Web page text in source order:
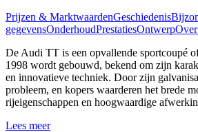
Prijzen & MarktwaardenGeschiedenis
gegevensOnderhoudPrestatiesOntwerp
De Audi TT is een opvallende sportcoupé
1998 wordt gebouwd, bekend om zijn
en innovatieve techniek. Door zijn
probleem, en kopers waarderen het brede
rijeigenschappen en hoogwaardige
Lees meer